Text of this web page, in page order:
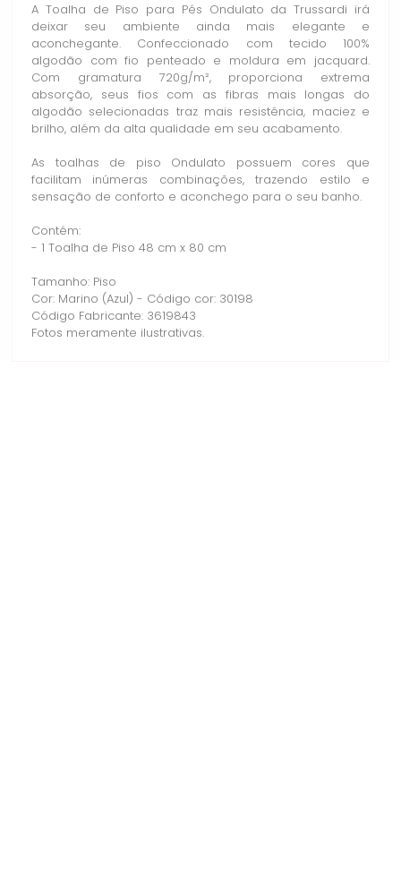
A Toalha de Piso para Pés Ondulato da Trussardi irá
deixar seu ambiente ainda mais elegante e
aconchegante. Confeccionado com tecido 100%
algodão com fio penteado e moldura em jacquard.
Com gramatura 720g/m², proporciona extrema
absorção, seus fios com as fibras mais longas do
algodão selecionadas traz mais resistência, maciez e
brilho, além da alta qualidade em seu acabamento.
As toalhas de piso Ondulato possuem cores que
facilitam inúmeras combinações, trazendo estilo e
sensação de conforto e aconchego para o seu banho.
Contém:
- 1 Toalha de Piso 48 cm x 80 cm
Tamanho: Piso
Cor: Marino (Azul) - Código cor: 30198
Código Fabricante: 3619843
Fotos meramente ilustrativas.